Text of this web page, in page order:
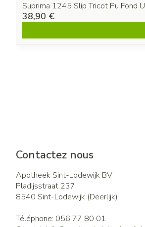
Suprima 1245 Slip Tricot Pu Fond
38,90 €
Contactez nous
Apotheek Sint-Lodewijk BV
Pladijsstraat 237
8540 Sint-Lodewijk (Deerlijk)
Téléphone: 056 77 80 01